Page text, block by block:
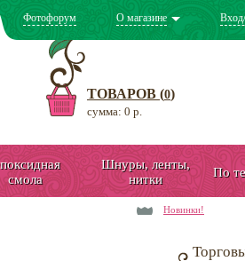
Фотофорум О магазине
ТОВАРОВ (0)
сумма: 0 р.
смола
Шнуры, ленты,
нитки
По
Новинки!